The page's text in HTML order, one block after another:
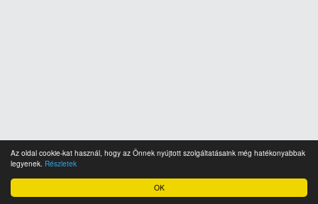
OK
Az oldal cookie-kat használ, hogy az Önnek nyújtott szolgáltatásaink még hatékonyabbak
legyenek. Részletek